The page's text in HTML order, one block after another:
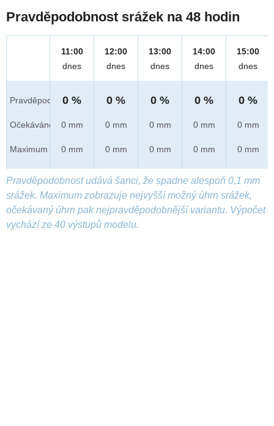
Pravděpodobnost srážek na 48 hodin
Pravděpod.
Očekáváno
Maximum
11:00
dnes
0 %
0 mm
0 mm
12:00
dnes
0 %
0 mm
0 mm
13:00
dnes
0 %
0 mm
0 mm
14:00
dnes
0 %
0 mm
0 mm
15:00
dnes
0 %
0 mm
0 mm
Pravděpodobnost udává šanci, že spadne alespoň 0,1 mm
srážek. Maximum zobrazuje nejvyšší možný úhrn srážek,
očekávaný úhrn pak nejpravděpodobnější variantu. Výpočet
vychází ze 40 výstupů modelu.